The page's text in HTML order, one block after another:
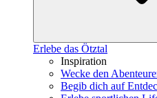
Erlebe das Ötztal
Inspiration
Wecke den
Begib dich auf